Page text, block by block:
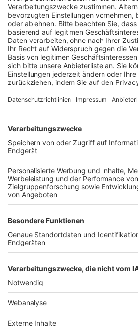
Schulungsangebot Vereinsmitarbeiter
BFV-Geschäftsstellen
Trainerbörse
Login SpielPlus
FOLGE DEM BFV
TOP-VEREINE
TOP-PARTNER
Nutzungsbedingungen Datenschutz